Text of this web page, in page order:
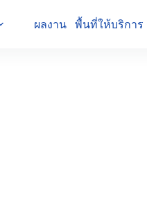
ผลงาน พื้นที่ให้บริการ